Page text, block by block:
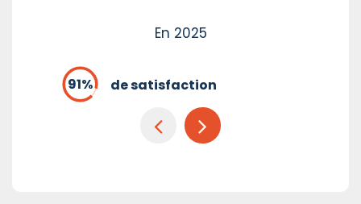
En 2025
de satisfaction